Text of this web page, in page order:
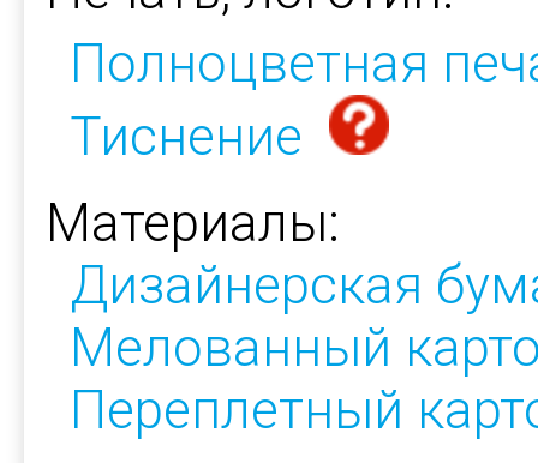
Полноцветная
Тиснение
Материалы:
Дизайнерская
Мелованный
Переплетный